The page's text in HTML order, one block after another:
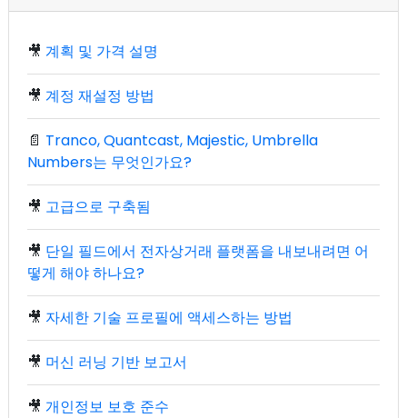
🎥 계획 및 가격 설명
🎥 계정 재설정 방법
📄 Tranco, Quantcast, Majestic, Umbrella
Numbers는 무엇인가요?
🎥 고급으로 구축됨
🎥 단일 필드에서 전자상거래 플랫폼을 내보내려면 어
떻게 해야 하나요?
🎥 자세한 기술 프로필에 액세스하는 방법
🎥 머신 러닝 기반 보고서
🎥 개인정보 보호 준수